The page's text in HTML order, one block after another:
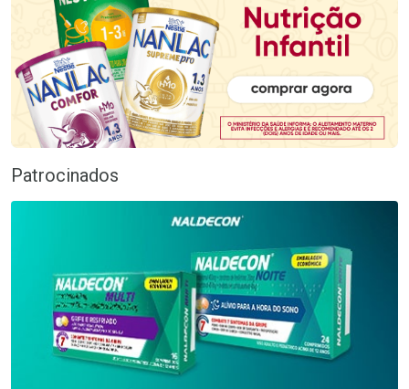
Patrocinados